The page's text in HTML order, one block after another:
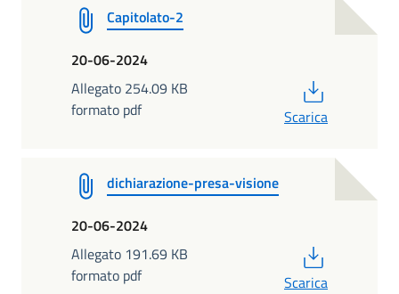
Capitolato-2
20-06-2024
Allegato 254.09 KB
formato pdf
Scarica
dichiarazione-presa-visione
20-06-2024
Allegato 191.69 KB
formato pdf
Scarica